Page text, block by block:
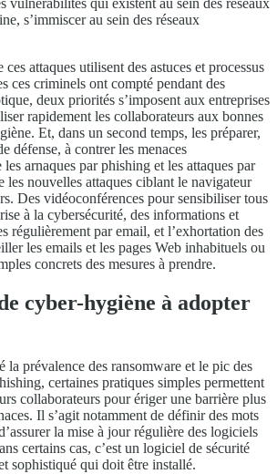
vulnérabilités qui existent au sein des réseaux
s’immiscer au sein des réseaux
attaques utilisent des astuces et processus
ces criminels ont compté pendant des
deux priorités s’imposent aux entreprises
rapidement les collaborateurs aux bonnes
Et, dans un second temps, les préparer,
défense, à contrer les menaces
arnaques par phishing et les attaques par
les nouvelles attaques ciblant le navigateur
Des vidéoconférences pour sensibiliser tous
à la cybersécurité, des informations et
régulièrement par email, et l’exhortation des
les emails et les pages Web inhabituels ou
concrets des mesures à prendre.
cyber-hygiène à adopter
la prévalence des ransomware et le pic des
certaines pratiques simples permettent
collaborateurs pour ériger une barrière plus
Il s’agit notamment de définir des mots
la mise à jour régulière des logiciels
certains cas, c’est un logiciel de sécurité
sophistiqué qui doit être installé.